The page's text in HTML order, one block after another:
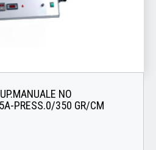
NO
PRESS.0/350 GR/CM